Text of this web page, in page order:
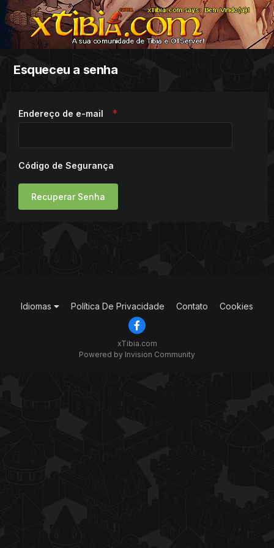
Esqueceu a senha
Endereço de e-mail
Código de Segurança
Recuperar Senha
Idiomas Política De Privacidade Contato Cookies
xTibia.com
Powered by Invision Community